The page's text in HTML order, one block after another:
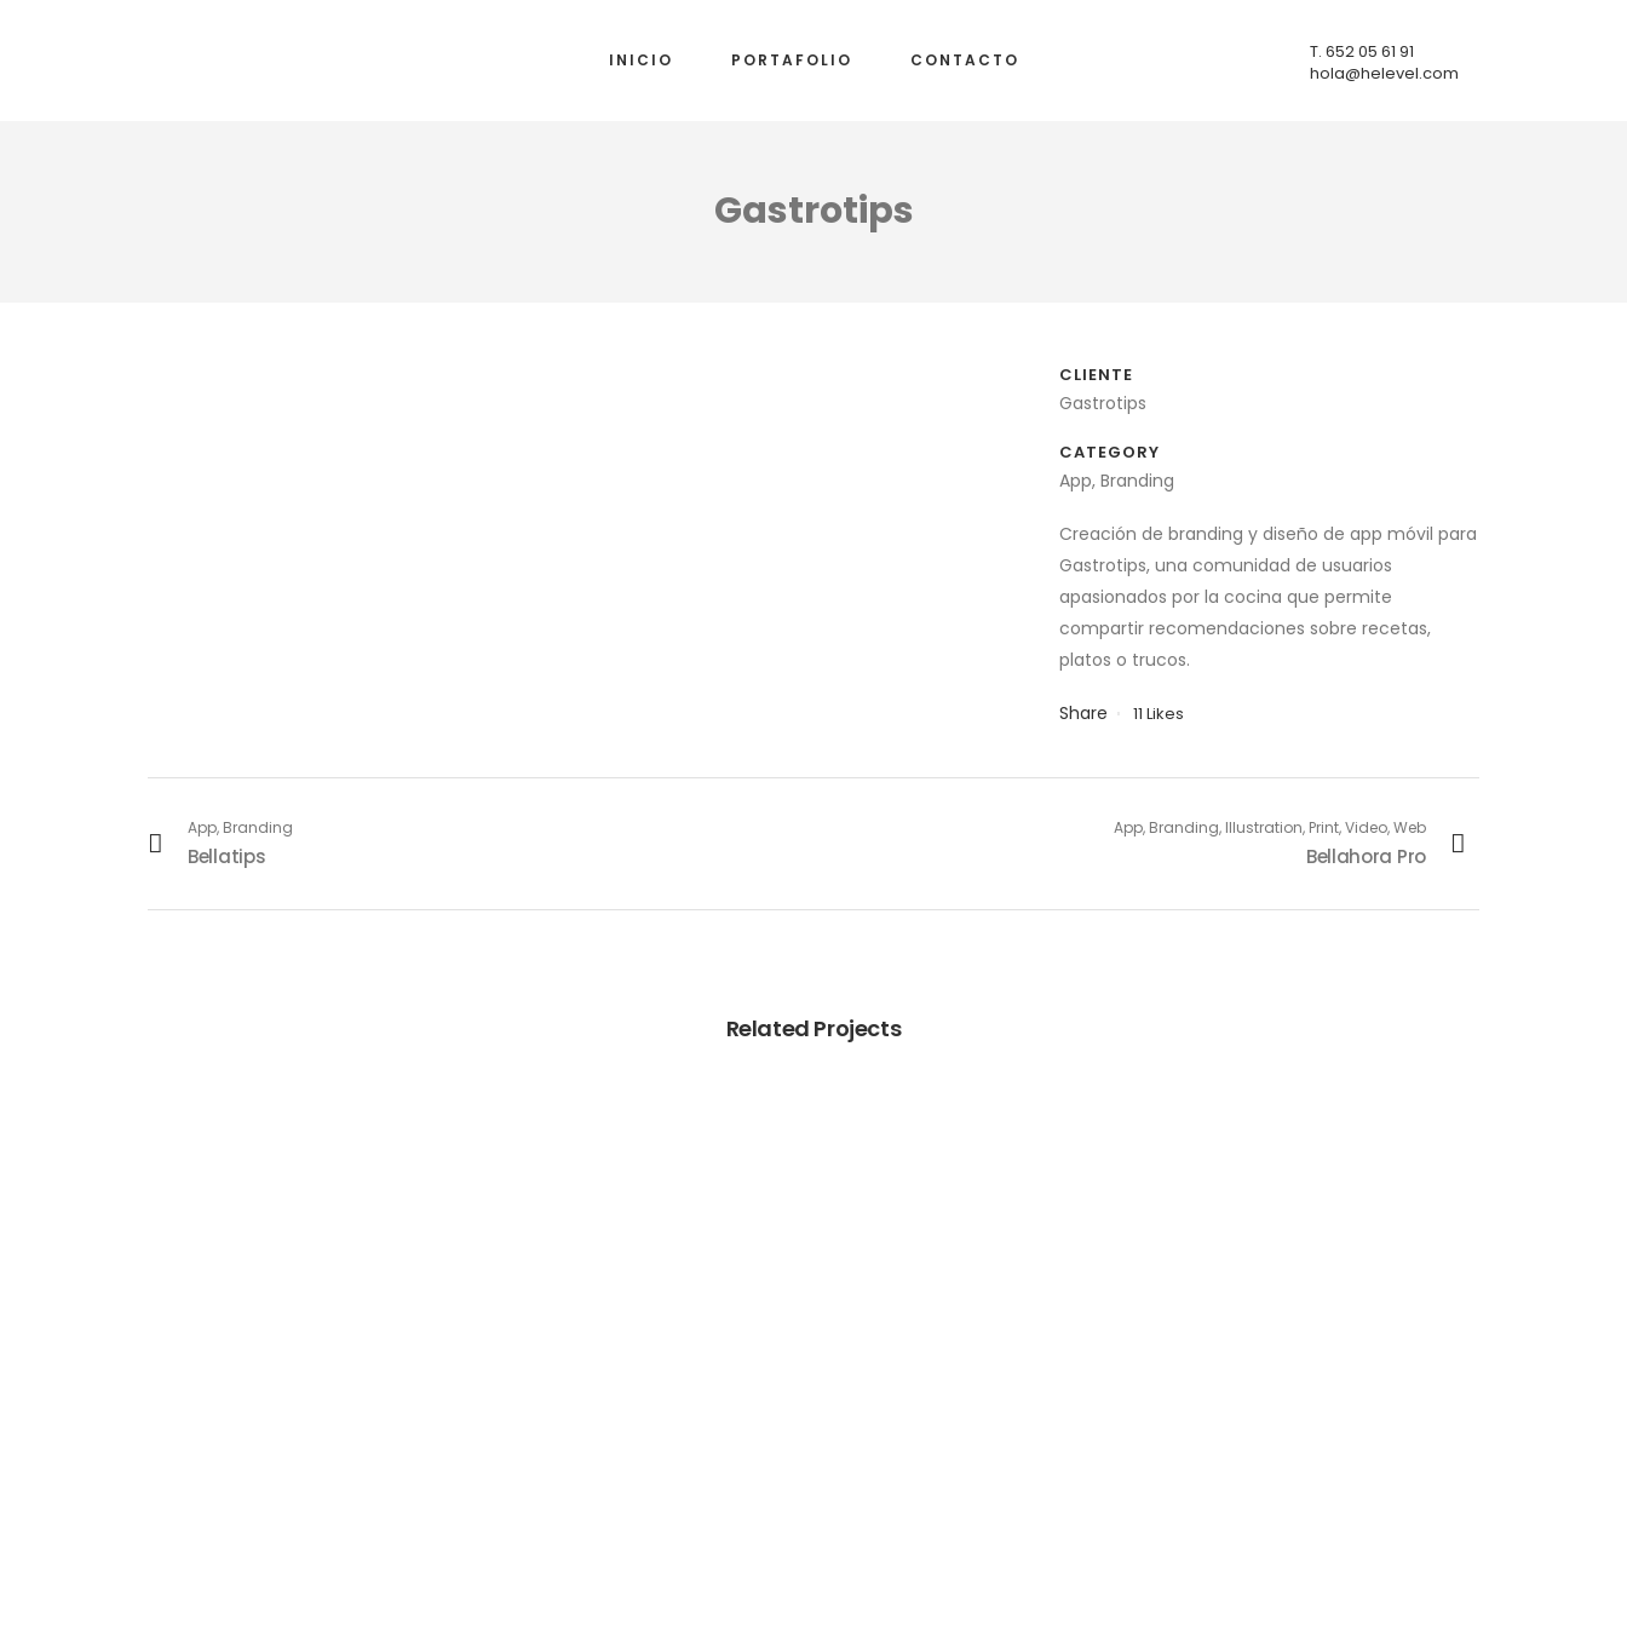
T. 652 05 61 91
hola@helevel.com
INICIO PORTAFOLIO CONTACTO
Gastrotips
CLIENTE
Gastrotips
CATEGORY
App, Branding
Creación de branding y diseño de app móvil para
Gastrotips, una comunidad de usuarios
apasionados por la cocina que permite
compartir recomendaciones sobre recetas,
platos o trucos.
Share 11 Likes
App, Branding
Bellatips
App, Branding, Illustration, Print, Video, Web
Bellahora Pro
Related Projects